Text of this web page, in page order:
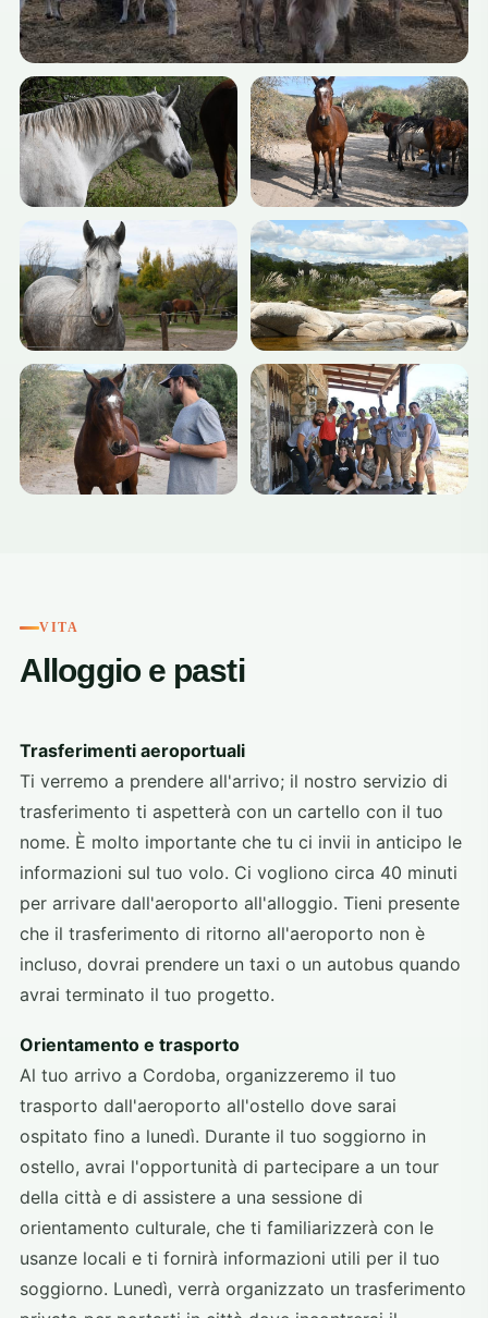
VITA
Alloggio e pasti
Trasferimenti aeroportuali
Ti verremo a prendere all'arrivo; il nostro servizio di
trasferimento ti aspetterà con un cartello con il tuo
nome. È molto importante che tu ci invii in anticipo le
informazioni sul tuo volo. Ci vogliono circa 40 minuti
per arrivare dall'aeroporto all'alloggio. Tieni presente
che il trasferimento di ritorno all'aeroporto non è
incluso, dovrai prendere un taxi o un autobus quando
avrai terminato il tuo progetto.
Orientamento e trasporto
Al tuo arrivo a Cordoba, organizzeremo il tuo
trasporto dall'aeroporto all'ostello dove sarai
ospitato fino a lunedì. Durante il tuo soggiorno in
ostello, avrai l'opportunità di partecipare a un tour
della città e di assistere a una sessione di
orientamento culturale, che ti familiarizzerà con le
usanze locali e ti fornirà informazioni utili per il tuo
soggiorno. Lunedì, verrà organizzato un trasferimento